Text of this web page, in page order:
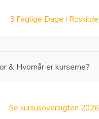
3 Faglige Dage i Roskilde
& Hvornår er kurserne?
Se kursusoversigten 2026